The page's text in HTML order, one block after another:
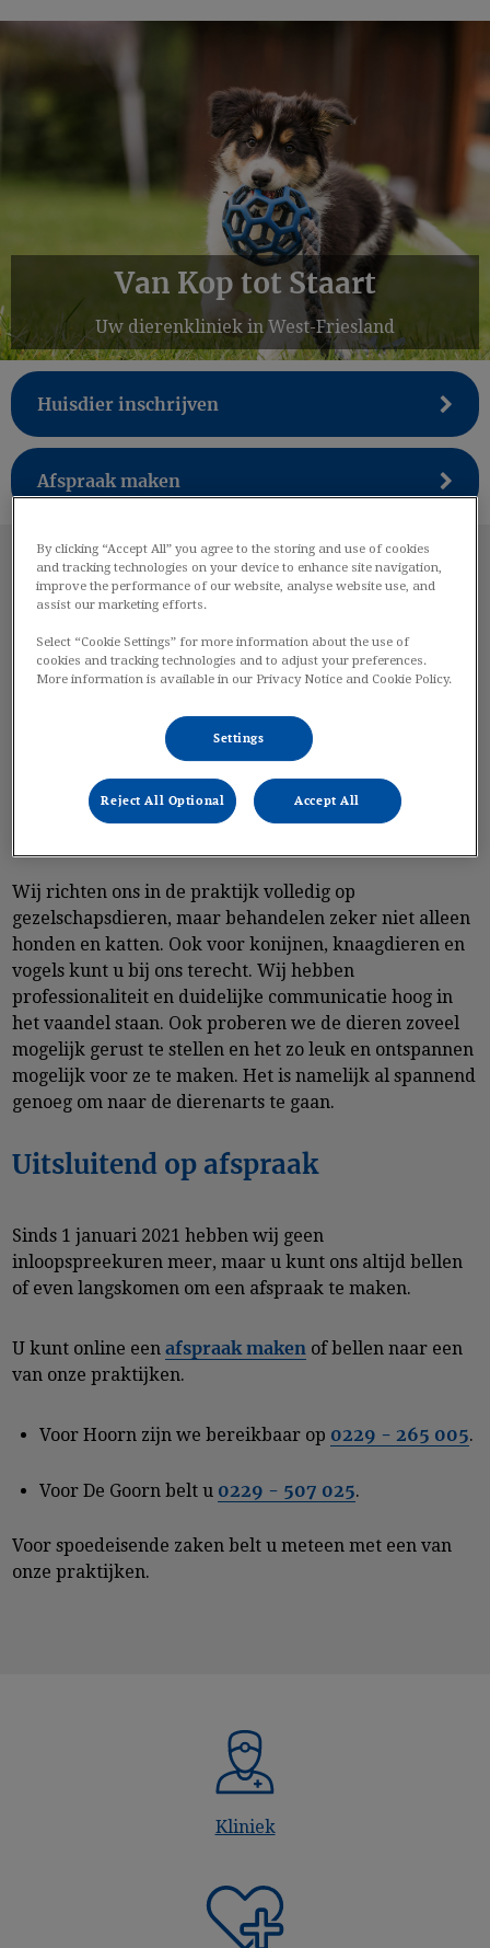
Van Kop tot Staart
Uw dierenkliniek in West-Friesland
Huisdier inschrijven
Afspraak maken
Welkom bij Dierenkliniek van
Kop tot Staart!
Dierenkliniek van Kop tot Staart is sinds 1 november
2000 al een begrip in Hoorn en omgeving. Sinds 22
augustus 2016 is daar onze nieuwe praktijk in De Goorn
aan toegevoegd. Zo kunnen we ook in de wijdere
Wij richten ons in de praktijk volledig op
gezelschapsdieren, maar behandelen zeker niet alleen
honden en katten. Ook voor konijnen, knaagdieren en
vogels kunt u bij ons terecht. Wij hebben
professionaliteit en duidelijke communicatie hoog in
het vaandel staan. Ook proberen we de dieren zoveel
mogelijk gerust te stellen en het zo leuk en ontspannen
mogelijk voor ze te maken. Het is namelijk al spannend
genoeg om naar de dierenarts te gaan.
Uitsluitend op afspraak
Sinds 1 januari 2021 hebben wij geen
inloopspreekuren meer, maar u kunt ons altijd bellen
of even langskomen om een afspraak te maken.
U kunt online een afspraak maken of bellen naar een
van onze praktijken.
Voor Hoorn zijn we bereikbaar op 0229 - 265 005.
Voor De Goorn belt u 0229 - 507 025.
Voor spoedeisende zaken belt u meteen met een van
onze praktijken.
Kliniek
By clicking “Accept All” you agree to the storing and use of cookies
and tracking technologies on your device to enhance site navigation,
improve the performance of our website, analyse website use, and
assist our marketing efforts.
Select “Cookie Settings” for more information about the use of
cookies and tracking technologies and to adjust your preferences.
More information is available in our Privacy Notice and Cookie Policy.
Settings
Reject All Optional Accept All